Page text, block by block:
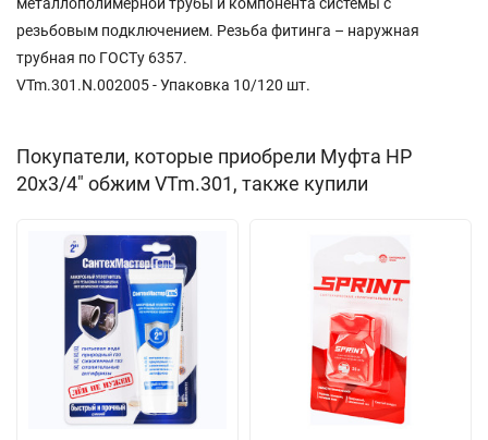
металлополимерной трубы и компонента системы с
резьбовым подключением. Резьба фитинга – наружная
трубная по ГОСТу 6357.
VTm.301.N.002005 - Упаковка 10/120 шт.
Покупатели, которые приобрели Муфта НР
20х3/4" обжим VTm.301, также купили